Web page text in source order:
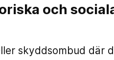
och
skyddsombud där